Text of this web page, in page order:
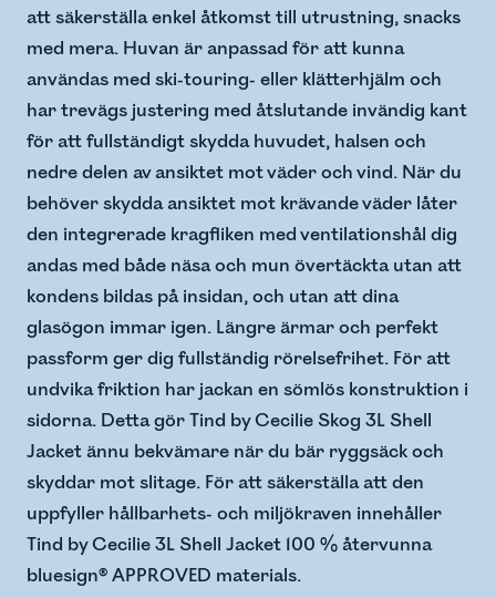
att säkerställa enkel åtkomst till utrustning, snacks
med mera. Huvan är anpassad för att kunna
användas med ski-touring- eller klätterhjälm och
har trevägs justering med åtslutande invändig kant
för att fullständigt skydda huvudet, halsen och
nedre delen av ansiktet mot väder och vind. När du
behöver skydda ansiktet mot krävande väder låter
den integrerade kragfliken med ventilationshål dig
andas med både näsa och mun övertäckta utan att
kondens bildas på insidan, och utan att dina
glasögon immar igen. Längre ärmar och perfekt
passform ger dig fullständig rörelsefrihet. För att
undvika friktion har jackan en sömlös konstruktion i
sidorna. Detta gör Tind by Cecilie Skog 3L Shell
Jacket ännu bekvämare när du bär ryggsäck och
skyddar mot slitage. För att säkerställa att den
uppfyller hållbarhets- och miljökraven innehåller
Tind by Cecilie 3L Shell Jacket 100 % återvunna
bluesign® APPROVED materials.